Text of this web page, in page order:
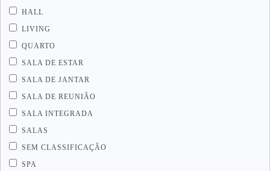
HALL
LIVING
QUARTO
SALA DE ESTAR
SALA DE JANTAR
SALA DE REUNIÃO
SALA INTEGRADA
SALAS
SEM CLASSIFICAÇÃO
SPA